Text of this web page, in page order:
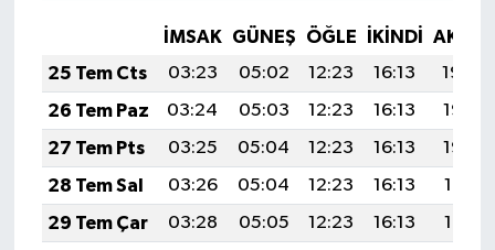
İMSAK GÜNEŞ ÖĞLE İKINDI
25 Tem Cts
03:23 05:02 12:23 16:13
19:34
26 Tem Paz
03:24 05:03 12:23 16:13
19:33
27 Tem Pts
03:25 05:04 12:23 16:13
19:32
28 Tem Sal
03:26 05:04 12:23 16:13
19:31
29 Tem Çar
03:28 05:05 12:23 16:13
19:31